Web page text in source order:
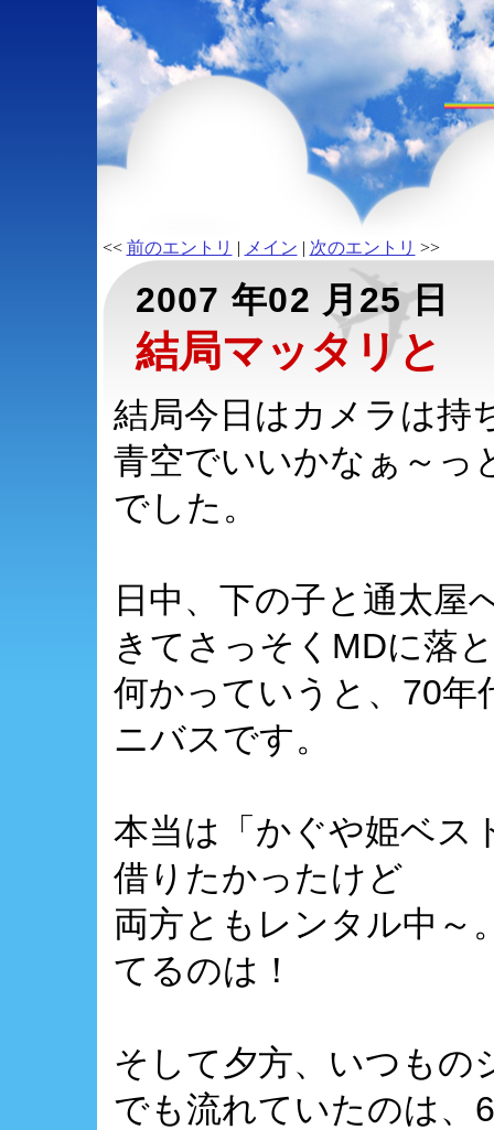
<< 前のエントリ | メイン | 次のエントリ >>
2007 年02 月25 日
結局マッタリと
結局今日はカメラは持
青空でいいかなぁ～っ
でした。
日中、下の子と通太屋
きてさっそくMDに落
何かっていうと、70年
ニバスです。
本当は「かぐや姫ベス
借りたかったけど
両方ともレンタル中～
てるのは！
そして夕方、いつもの
でも流れていたのは、